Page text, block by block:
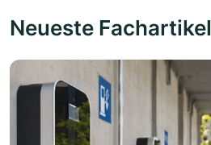
Neueste Fachartikel